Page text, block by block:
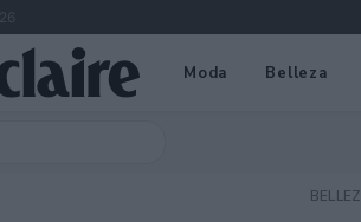
Moda Belleza